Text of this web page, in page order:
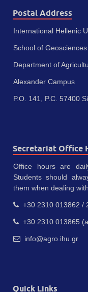
Postal Address
International Hellenic
School of Geosciences
Department of
Alexander Campus
P.O. 141, P.C. 57400
Secretariat Office
Office hours are
Students should
them when dealing
+30 2310 013862 /
+30 2310 013865
info@agro.ihu.gr
Quick Links